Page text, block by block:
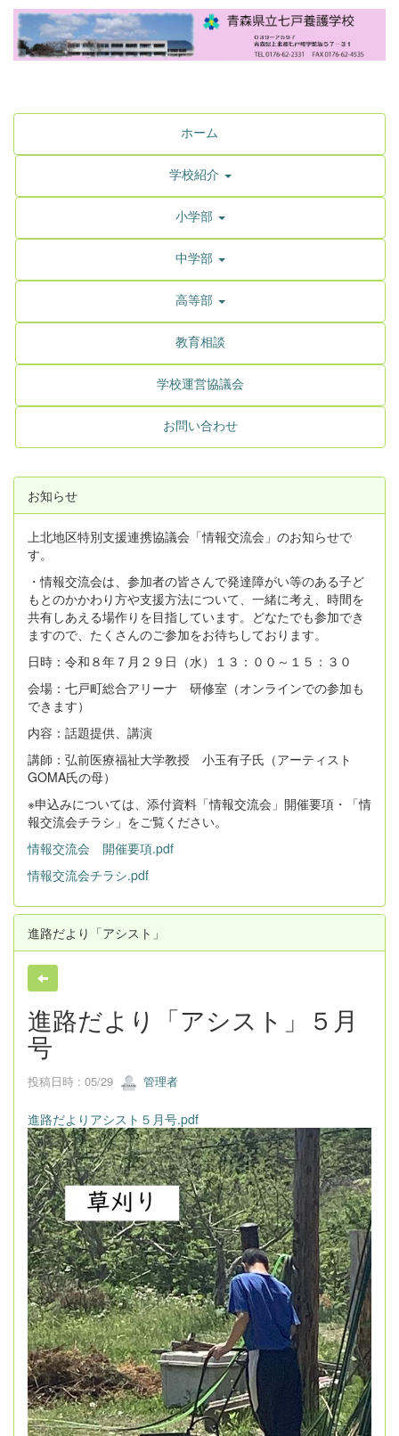
ホーム
学校紹介
小学部
中学部
高等部
教育相談
学校運営協議会
お問い合わせ
お知らせ
上北地区特別支援連携協議会「情報交流会」のお知らせで
す。
・情報交流会は、参加者の皆さんで発達障がい等のある子ど
もとのかかわり方や支援方法について、一緒に考え、時間を
共有しあえる場作りを目指しています。どなたでも参加でき
ますので、たくさんのご参加をお待ちしております。
日時：令和８年７月２９日（水）１３：００～１５：３０
会場：七戸町総合アリーナ 研修室（オンラインでの参加も
できます）
内容：話題提供、講演
講師：弘前医療福祉大学教授 小玉有子氏（アーティスト
GOMA氏の母）
※申込みについては、添付資料「情報交流会」開催要項・「情
報交流会チラシ」をご覧ください。
情報交流会 開催要項.pdf
情報交流会チラシ.pdf
進路だより「アシスト」
進路だより「アシスト」５月
号
投稿日時 : 05/29 管理者
進路だよりアシスト５月号.pdf